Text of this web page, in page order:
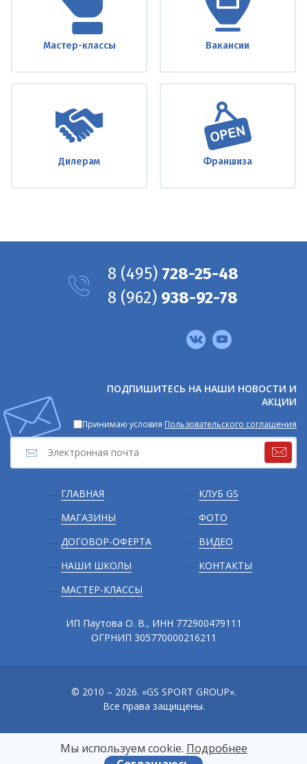
Мастер-классы Вакансии
Дилерам Франшиза
Подвал
ГЛАВНАЯ
МАГАЗИНЫ
ДОГОВОР-ОФЕРТА
НАШИ ШКОЛЫ
МАСТЕР-КЛАССЫ
КЛУБ GS
ФОТО
ВИДЕО
КОНТАКТЫ
ПОДПИШИТЕСЬ НА НАШИ НОВОСТИ И
АКЦИИ
Принимаю условия Пользовательского соглашения
8 (495) 728-25-48
8 (962) 938-92-78
ИП Паутова О. В., ИНН 772900479111
ОГРНИП 305770000216211
© 2010 – 2026. «GS SPORT GROUP».
Все права защищены.
Сайт разработалиМы используем сооkіе. Подробнее